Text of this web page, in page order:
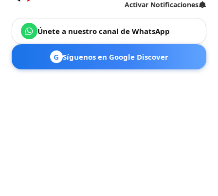
Activar Notificaciones
Únete a nuestro canal de WhatsApp
G Síguenos en Google Discover